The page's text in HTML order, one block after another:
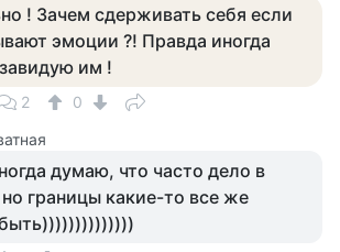
! Зачем сдерживать себя если
эмоции ?! Правда иногда
им !
2
0
думаю, что часто дело в
границы какие-то все же